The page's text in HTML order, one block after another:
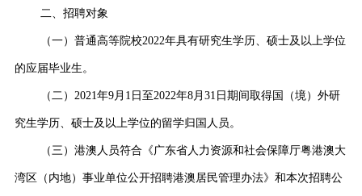
二、招聘对象
（一）普通高等院校2022年具有研究生学历、硕士及以上学位
的应届毕业生。
（二）2021年9月1日至2022年8月31日期间取得国（境）外研
究生学历、硕士及以上学位的留学归国人员。
（三）港澳人员符合《广东省人力资源和社会保障厅粤港澳大
湾区（内地）事业单位公开招聘港澳居民管理办法》和本次招聘公